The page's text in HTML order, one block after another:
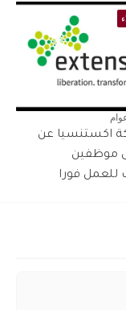
اكستنسيا عن
موظفين
فورا